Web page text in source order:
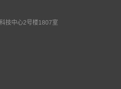
技中心2号楼1807室